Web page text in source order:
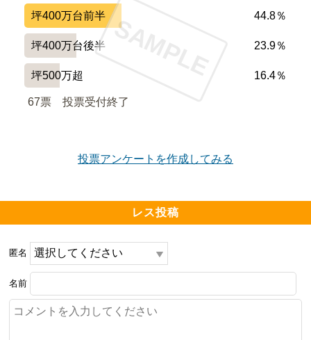
坪400万台前半 44.8％
坪400万台後半 23.9％
坪500万超 16.4％
67票 投票受付終了
SAMPLE
投票アンケートを作成してみる
レス投稿
匿名
名前